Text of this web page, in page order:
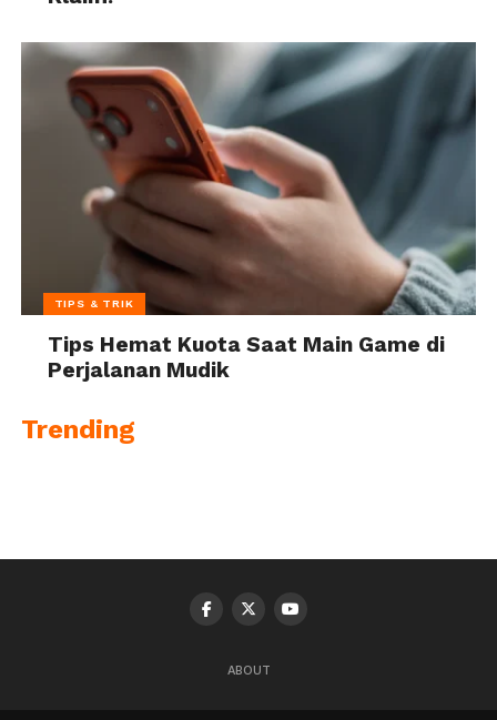
TIPS & TRIK
Tips Hemat Kuota Saat Main Game di
Perjalanan Mudik
Trending
ABOUT